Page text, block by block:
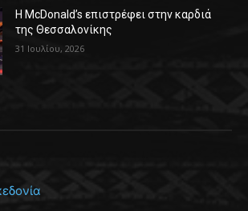
Η McDonald’s επιστρέφει στην καρδιά
της Θεσσαλονίκης
31 Ιουλίου, 2026